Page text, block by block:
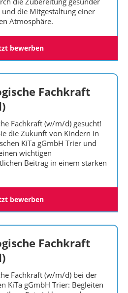
und die Mitgestaltung einer
Atmosphäre.
bewerben
Fachkraft
Fachkraft (w/m/d) gesucht!
die Zukunft von Kindern in
KiTa gGmbH Trier und
wichtigen
Beitrag in einem starken
bewerben
Fachkraft
Fachkraft (w/m/d) bei der
KiTa gGmbH Trier: Begleiten